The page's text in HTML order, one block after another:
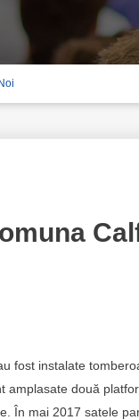
fost instalate
două
În mai 2017 satele